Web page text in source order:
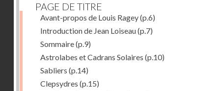
PAGE DE TITRE
Avant-propos de Louis Ragey(p.6)
Introduction de Jean Loiseau(p.7)
Sommaire(p.9)
Astrolabes et Cadrans Solaires (p.10)
Sabliers (p.14)
Clepsydres (p.15)